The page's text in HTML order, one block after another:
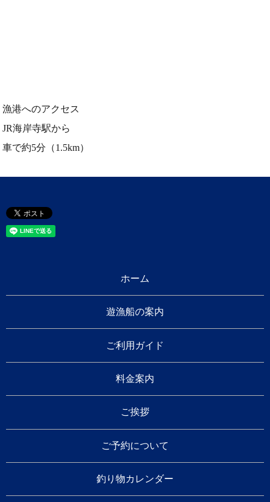
漁港へのアクセス
JR海岸寺駅から
車で約5分（1.5km）
ホーム
遊漁船の案内
ご利用ガイド
料金案内
ご挨拶
ご予約について
釣り物カレンダー